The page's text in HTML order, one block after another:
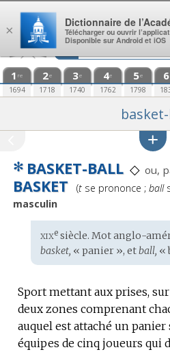
Aller au contenu
1 re
1694
2e
1718
3e
1740
4e
1762
5e
1798
6
✻ BASKET-BALL ◇ ou,
BASKET
Prononciation
(tse prononce ; ball
masculin
Étymologie
:
xixesiècle. Motanglo-
basket, « panier », etball, «
Sport mettant aux prises,
deux zones comprenant
auquel est attaché un panier
équipes de cinq joueurs qui
×
Dictionnaire de
Télécharger ou ouvrir
Disponible sur Android et iOS